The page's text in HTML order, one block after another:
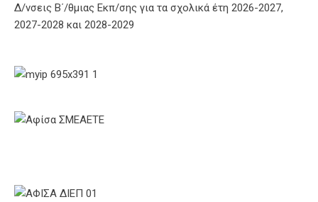
Δ/νσεις Β΄/θμιας Εκπ/σης για τα σχολικά έτη 2026-2027,
2027-2028 και 2028-2029